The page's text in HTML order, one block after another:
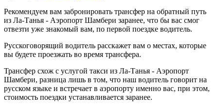
Рекомендуем вам забронировать трансфер на обратный путь
из Ла-Танья - Аэропорт Шамбери заранее, что бы вас смог
отвезти уже знакомый вам, по первой поездке водитель.
Русскоговорящий водитель расскажет вам о местах, которые
вы будете проезжать во время трансфера.
Трансфер схож с услугой такси из Ла-Танья - Аэропорт
Шамбери, разница лишь в том, что наш водитель говорит на
русском языке и встречает в аэропорту именно вас, при этом,
стоимость поездки устанавливается заранее.